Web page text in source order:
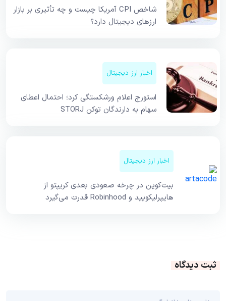
شاخص CPI آمریکا چیست و چه تأثیری بر بازار
ارزهای دیجیتال دارد؟
اخبار ارز دیجیتال
استورج اعلام ورشکستگی کرد؛ احتمال اعطای
سهام به دارندگان توکن STORJ
اخبار ارز دیجیتال
بیت‌کوین در چرخه صعودی بعدی کریپتو از
هایپرلیکویید و Robinhood قدرت می‌گیرد
ثبت دیدگاه